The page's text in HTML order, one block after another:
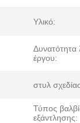
Υλικό:
Δυνατότητα
έργου:
στυλ
Τύπος
εξάντλησης: